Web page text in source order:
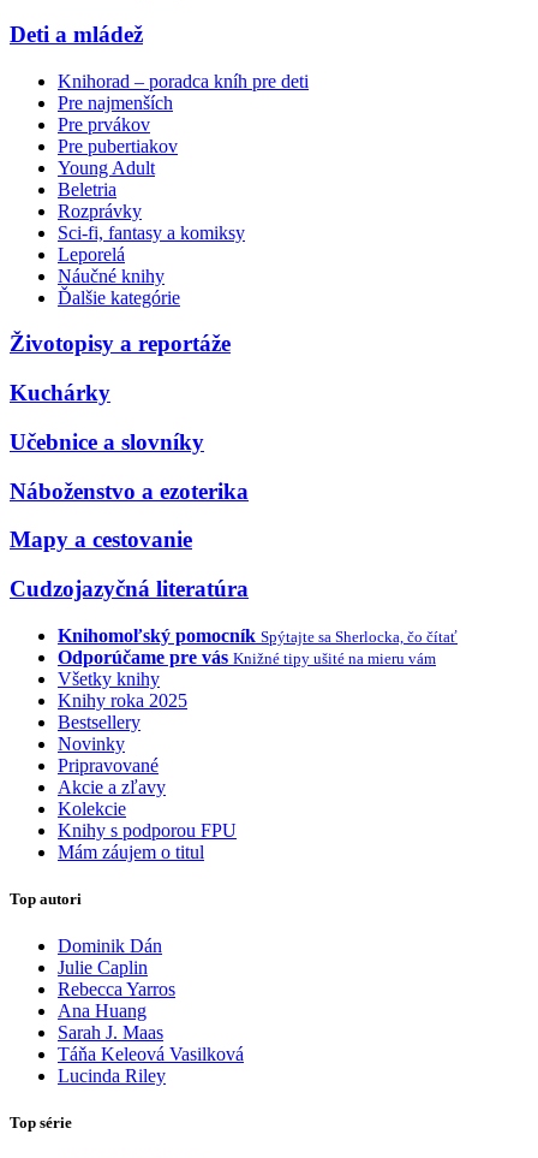
Deti a mládež
Knihorad – poradca kníh pre deti
Pre najmenších
Pre prvákov
Pre pubertiakov
Young Adult
Beletria
Rozprávky
Sci-fi, fantasy a komiksy
Leporelá
Náučné knihy
Ďalšie kategórie
Životopisy a reportáže
Kuchárky
Učebnice a slovníky
Náboženstvo a ezoterika
Mapy a cestovanie
Cudzojazyčná literatúra
Knihomoľský pomocník Spýtajte sa Sherlocka, čo čítať
Odporúčame pre vás Knižné tipy ušité na mieru vám
Všetky knihy
Knihy roka 2025
Bestsellery
Novinky
Pripravované
Akcie a zľavy
Kolekcie
Knihy s podporou FPU
Mám záujem o titul
Top autori
Dominik Dán
Julie Caplin
Rebecca Yarros
Ana Huang
Sarah J. Maas
Táňa Keleová Vasilková
Lucinda Riley
Top série